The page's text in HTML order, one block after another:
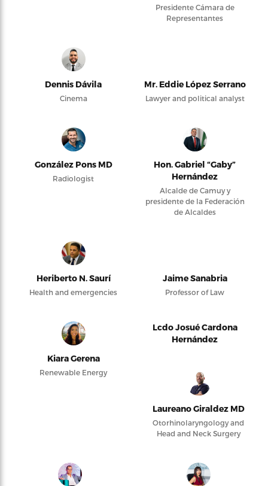
Presidente Cámara de
Representantes
Dennis Dávila
Cinema
Mr. Eddie López Serrano
Lawyer and political analyst
González Pons MD
Radiologist
Hon. Gabriel “Gaby”
Hernández
Alcalde de Camuy y
presidente de la Federación
de Alcaldes
Heriberto N. Saurí
Health and emergencies
Jaime Sanabria
Professor of Law
Kiara Gerena
Renewable Energy
Lcdo Josué Cardona
Hernández
Laureano Giraldez MD
Otorhinolaryngology and
Head and Neck Surgery